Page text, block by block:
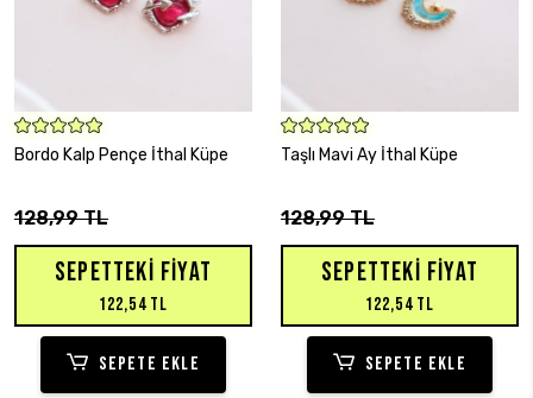
SEPETE EKLE
Bordo Kalp Pençe İthal Küpe
128,99 TL
SEPETTEKI FIYAT
122,54 TL
SEPETE EKLE
SEPETE EKLE
Taşlı Mavi Ay İthal Küpe
128,99 TL
SEPETTEKI FIYAT
122,54 TL
SEPETE EKLE